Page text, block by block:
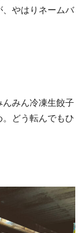
、やはりネームバ
んみん冷凍生餃子
どう転んでもひ